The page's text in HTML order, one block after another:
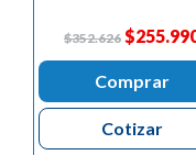
$352.626
Comprar
Cotizar